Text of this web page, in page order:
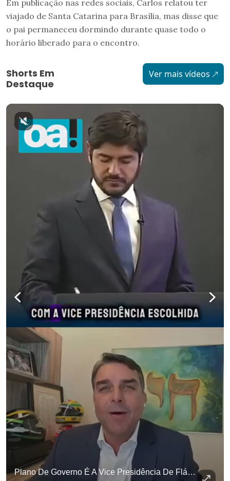
Em publicação nas redes sociais, Carlos relatou ter
viajado de Santa Catarina para Brasília, mas disse que
o pai permaneceu dormindo durante quase todo o
horário liberado para o encontro.
Shorts Em
Destaque
Ver mais vídeos
Plano De Governo É A Vice Presidência De Flávio Bolsonaro